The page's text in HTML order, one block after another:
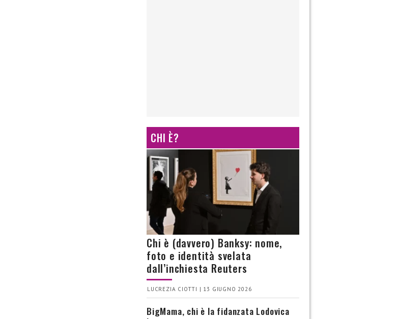
CHI È?
Chi è (davvero) Banksy: nome,
foto e identità svelata
dall’inchiesta Reuters
LUCREZIA CIOTTI | 13 GIUGNO 2026
BigMama, chi è la fidanzata Lodovica